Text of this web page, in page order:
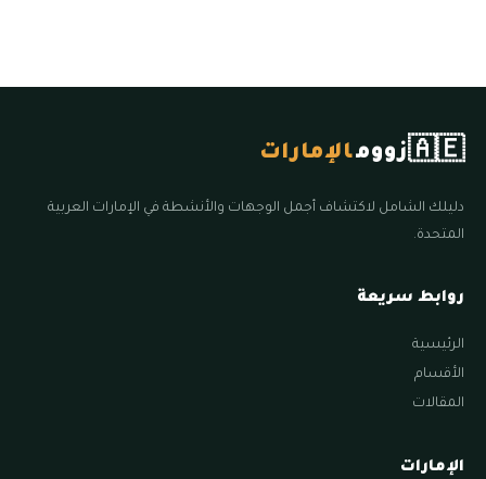
🇦🇪زوومالإمارات
دليلك الشامل لاكتشاف أجمل الوجهات والأنشطة في الإمارات العربية
المتحدة.
روابط سريعة
الرئيسية
الأقسام
المقالات
الإمارات